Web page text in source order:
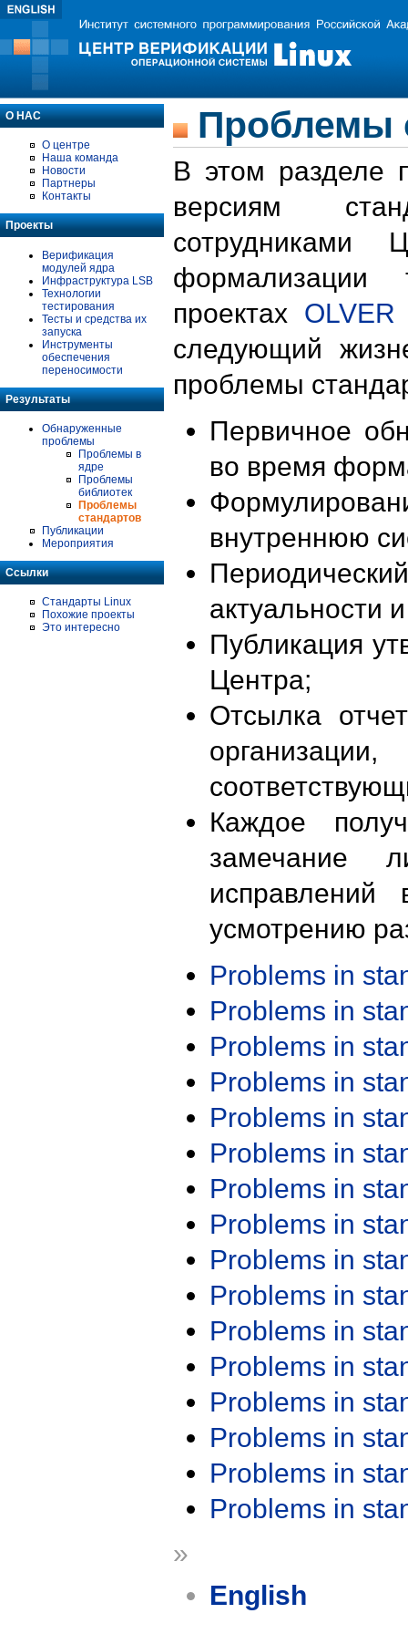
О НАС
О центре
Наша команда
Новости
Партнеры
Контакты
Проекты
Верификация
модулей ядра
Инфраструктура LSB
Технологии
тестирования
Тесты и средства их
запуска
Инструменты
обеспечения
переносимости
Результаты
Обнаруженные
проблемы
Проблемы в
ядре
Проблемы
библиотек
Проблемы
стандартов
Публикации
Мероприятия
Ссылки
Стандарты Linux
Похожие проекты
Это интересно
Проблемы
В этом разделе
версиям
формализации
проектах OLVER
следующий
проблемы
Первичное
во время
внутреннюю
актуальности
Публикация
Центра;
Отсылка
Каждое
замечание
исправлений
усмотрению
Problems in
Problems in
Problems in
Problems in
Problems in
Problems in
Problems in
Problems in
Problems in
Problems in
Problems in
Problems in
Problems in
Problems in
Problems in
Problems in
»
English